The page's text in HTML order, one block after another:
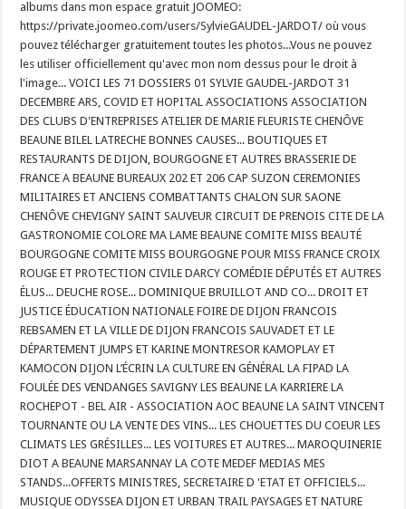
albums dans mon espace gratuit JOOMEO:
https://private.joomeo.com/users/SylvieGAUDEL-JARDOT/ où vous
pouvez télécharger gratuitement toutes les photos...Vous ne pouvez
les utiliser officiellement qu'avec mon nom dessus pour le droit à
l'image... VOICI LES 71 DOSSIERS 01 SYLVIE GAUDEL-JARDOT 31
DECEMBRE ARS, COVID ET HOPITAL ASSOCIATIONS ASSOCIATION
DES CLUBS D'ENTREPRISES ATELIER DE MARIE FLEURISTE CHENÔVE
BEAUNE BILEL LATRECHE BONNES CAUSES... BOUTIQUES ET
RESTAURANTS DE DIJON, BOURGOGNE ET AUTRES BRASSERIE DE
FRANCE A BEAUNE BUREAUX 202 ET 206 CAP SUZON CEREMONIES
MILITAIRES ET ANCIENS COMBATTANTS CHALON SUR SAONE
CHENÔVE CHEVIGNY SAINT SAUVEUR CIRCUIT DE PRENOIS CITE DE LA
GASTRONOMIE COLORE MA LAME BEAUNE COMITE MISS BEAUTÉ
BOURGOGNE COMITE MISS BOURGOGNE POUR MISS FRANCE CROIX
ROUGE ET PROTECTION CIVILE DARCY COMÉDIE DÉPUTÉS ET AUTRES
ÉLUS... DEUCHE ROSE... DOMINIQUE BRUILLOT AND CO... DROIT ET
JUSTICE ÉDUCATION NATIONALE FOIRE DE DIJON FRANCOIS
REBSAMEN ET LA VILLE DE DIJON FRANCOIS SAUVADET ET LE
DÉPARTEMENT JUMPS ET KARINE MONTRESOR KAMOPLAY ET
KAMOCON DIJON L’ÉCRIN LA CULTURE EN GÉNÉRAL LA FIPAD LA
FOULÉE DES VENDANGES SAVIGNY LES BEAUNE LA KARRIERE LA
ROCHEPOT - BEL AIR - ASSOCIATION AOC BEAUNE LA SAINT VINCENT
TOURNANTE OU LA VENTE DES VINS... LES CHOUETTES DU COEUR LES
CLIMATS LES GRÉSILLES... LES VOITURES ET AUTRES... MAROQUINERIE
DIOT A BEAUNE MARSANNAY LA COTE MEDEF MEDIAS MES
STANDS...OFFERTS MINISTRES, SECRETAIRE D 'ETAT ET OFFICIELS...
MUSIQUE ODYSSEA DIJON ET URBAN TRAIL PAYSAGES ET NATURE